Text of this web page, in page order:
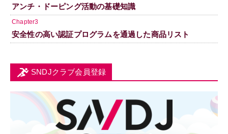
アンチ・ドーピング活動の基礎知識
Chapter3
安全性の高い認証プログラムを通過した商品リスト
SNDJクラブ会員登録